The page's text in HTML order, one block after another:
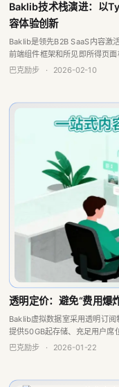
Baklib技术栈演进：以
容体验创新
Baklib是领先B2B SaaS内容激
前端组件框架和所见即所得页
求4年以上相关经验，提供优厚
巴克励步 · 2026-02-10
透明定价：避免“费用爆
Baklib虚拟数据室采用透明订阅
提供50GB起存储、充足用户席
定位兼具交易与长期知识管理，
巴克励步 · 2026-01-22